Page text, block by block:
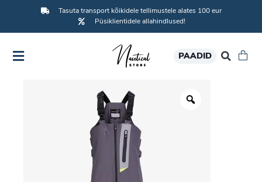
Tasuta transport kõikidele tellimustele alates 100 eur
Püsiklientidele allahindlused!
PAADID